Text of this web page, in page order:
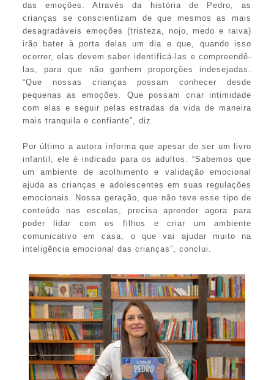
das emoções. Através da história de Pedro, as
crianças se conscientizam de que mesmos as mais
desagradáveis emoções (tristeza, nojo, medo e raiva)
irão bater à porta delas um dia e que, quando isso
ocorrer, elas devem saber identificá-las e compreendê-
las, para que não ganhem proporções indesejadas.
“Que nossas crianças possam conhecer desde
pequenas as emoções. Que possam criar intimidade
com elas e seguir pelas estradas da vida de maneira
mais tranquila e confiante”, diz.
Por último a autora informa que apesar de ser um livro
infantil, ele é indicado para os adultos. “Sabemos que
um ambiente de acolhimento e validação emocional
ajuda as crianças e adolescentes em suas regulações
emocionais. Nossa geração, que não teve esse tipo de
conteúdo nas escolas, precisa aprender agora para
poder lidar com os filhos e criar um ambiente
comunicativo em casa, o que vai ajudar muito na
inteligência emocional das crianças”, conclui.